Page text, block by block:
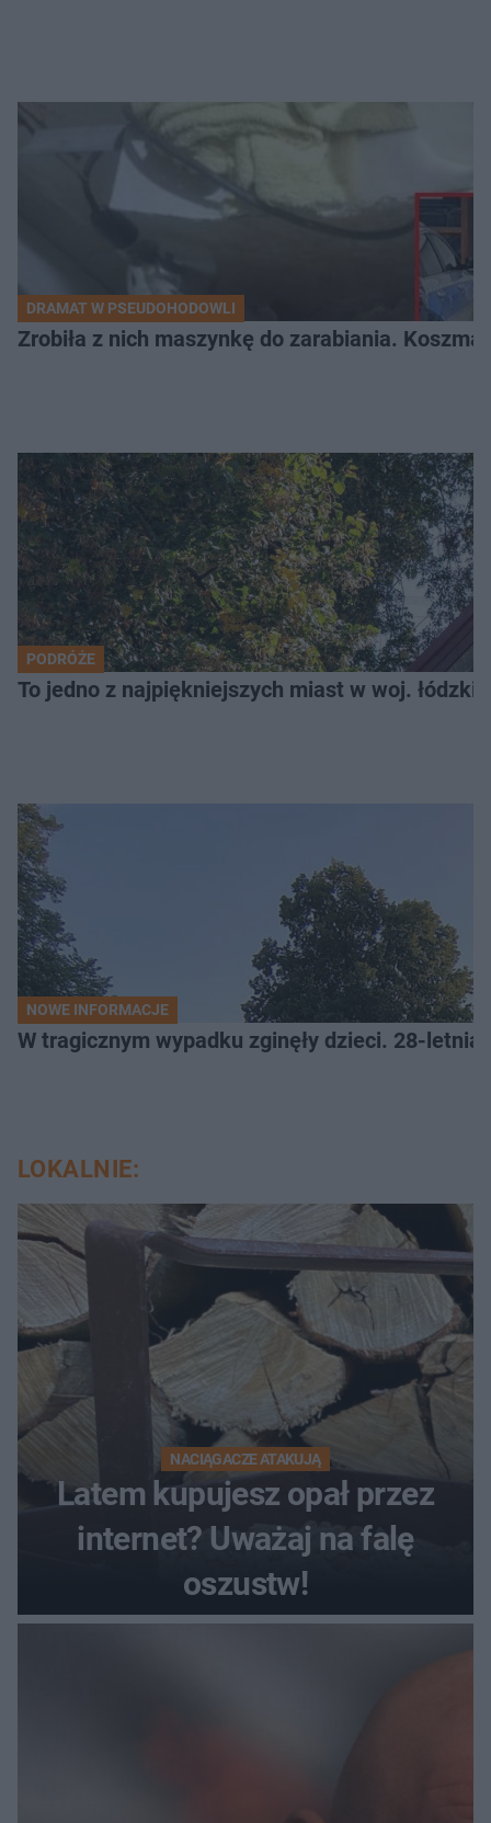
DRAMAT W PSEUDOHODOWLI
Zrobiła z nich maszynkę do zarabiania.
PODRÓŻE
To jedno z najpiękniejszych miast w woj.
NOWE INFORMACJE
W tragicznym wypadku zginęły dzieci. 28-
LOKALNIE:
NACIĄGACZE ATAKUJĄ
Latem kupujesz opał przez
internet? Uważaj na falę
oszustw!